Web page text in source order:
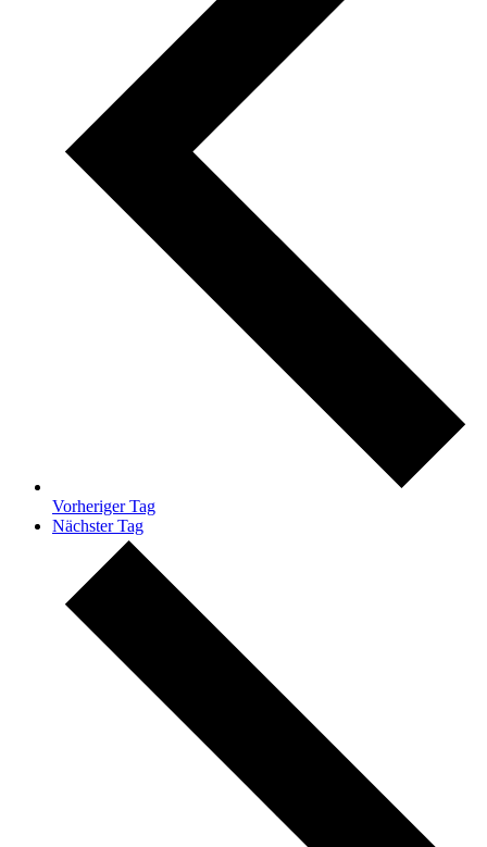
Vorheriger Tag
Nächster Tag